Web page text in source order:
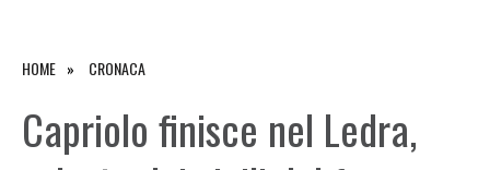
HOME CRONACA
Capriolo finisce nel Ledra,